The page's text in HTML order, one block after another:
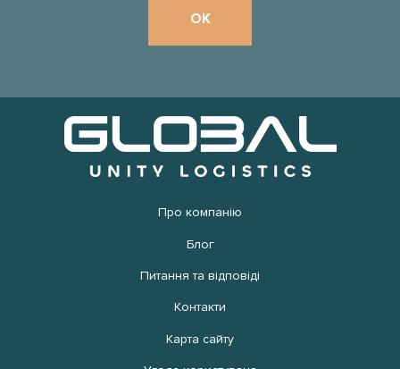
Про компанію
Блог
Питання та відповіді
Контакти
Карта сайту